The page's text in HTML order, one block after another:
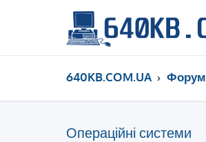
640KB.COM.UA Форум
Операційні системи